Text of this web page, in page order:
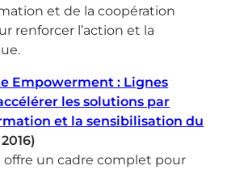
et de la coopération
renforcer l’action et la
Empowerment : Lignes
les solutions par
et la sensibilisation du
un cadre complet pour